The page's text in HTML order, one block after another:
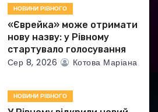
НОВИНИ РІВНОГО
«Єврейка» може отримати
нову назву: у Рівному
стартувало голосування
Сер 8, 2026 Котова Маріана
НОВИНИ РІВНОГО